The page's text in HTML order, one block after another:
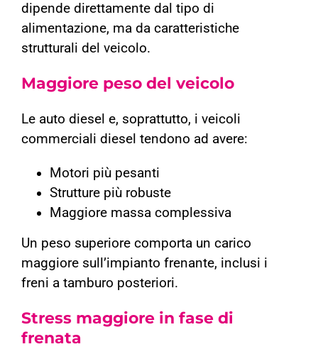
dipende direttamente dal tipo di
alimentazione, ma da caratteristiche
strutturali del veicolo.
Maggiore peso del veicolo
Le auto diesel e, soprattutto, i veicoli
commerciali diesel tendono ad avere:
Motori più pesanti
Strutture più robuste
Maggiore massa complessiva
Un peso superiore comporta un carico
maggiore sull’impianto frenante, inclusi i
freni a tamburo posteriori.
Stress maggiore in fase di
frenata